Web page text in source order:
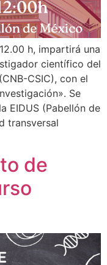
h, impartirá una
científico del
CSIC), con el
Se
EIDUS (Pabellón de
transversal
de